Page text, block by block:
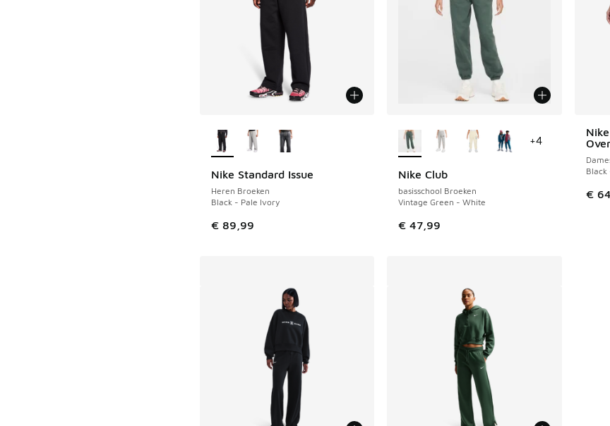
Nike Standard Issue
Heren Broeken
Black - Pale Ivory
€ 89,99
Nike Club
basisschool Broeken
Vintage Green - White
€ 47,99
+4
Black
€